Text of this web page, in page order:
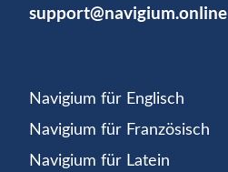
support@navigium.online
Navigium für Englisch
Navigium für Französisch
Navigium für Latein